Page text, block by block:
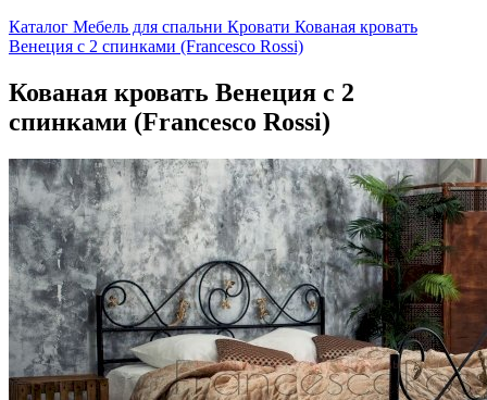
Каталог Мебель для спальни Кровати Кованая кровать
Венеция с 2 спинками (Francesco Rossi)
Кованая кровать Венеция с 2
спинками (Francesco Rossi)